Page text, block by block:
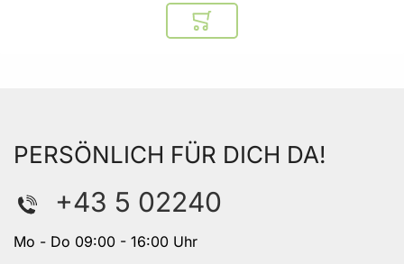
In den Warenkorb
PERSÖNLICH FÜR DICH DA!
+43 5 02240
Mo - Do 09:00 - 16:00 Uhr